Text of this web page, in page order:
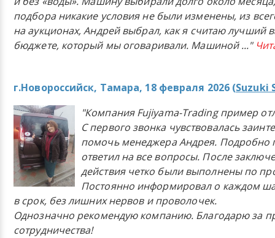
подбора никакие условия не были изменены, из
на аукционах, Андрей выбрал, как я считаю лучший
бюджете, который мы оговаривали. Машиной..."
г.Новороссийск, Тамара, 18 февраля 2026 (Suzuki
"Компания Fujiyama-Trading пример
С первого звонка чувствовалась
помочь менеджера Андрея. Подробно
ответил на все вопросы. После
действия четко были выполнены по
Постоянно информировал о каждом
в срок, без лишних нервов и проволочек.
Однозначно рекомендую компанию. Благодарю за
сотрудничества!